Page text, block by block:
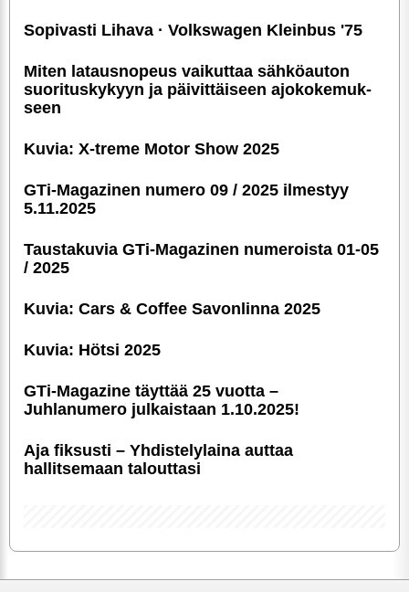
Sopivasti Lihava · Volkswagen Kleinbus '75
Miten latausnopeus vaikuttaa sähköauton
suori­tus­ky­kyyn ja päivittäiseen ajoko­ke­muk­
seen
Kuvia: X-treme Motor Show 2025
GTi-Magazinen numero 09 / 2025 ilmestyy
5.11.2025
Taustakuvia GTi-Magazinen numeroista 01-05
/ 2025
Kuvia: Cars & Coffee Savonlinna 2025
Kuvia: Hötsi 2025
GTi-Magazine täyttää 25 vuotta –
Juhlanumero julkaistaan 1.10.2025!
Aja fiksusti – Yhdis­te­ly­laina auttaa
hallitsemaan talouttasi